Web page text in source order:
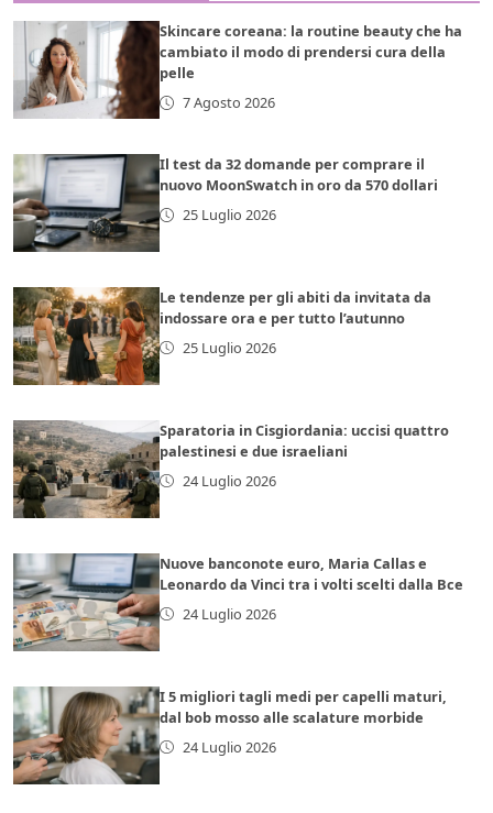
Skincare coreana: la routine beauty che ha
cambiato il modo di prendersi cura della
pelle
7 Agosto 2026
Il test da 32 domande per comprare il
nuovo MoonSwatch in oro da 570 dollari
25 Luglio 2026
Le tendenze per gli abiti da invitata da
indossare ora e per tutto l’autunno
25 Luglio 2026
Sparatoria in Cisgiordania: uccisi quattro
palestinesi e due israeliani
24 Luglio 2026
Nuove banconote euro, Maria Callas e
Leonardo da Vinci tra i volti scelti dalla Bce
24 Luglio 2026
I 5 migliori tagli medi per capelli maturi,
dal bob mosso alle scalature morbide
24 Luglio 2026